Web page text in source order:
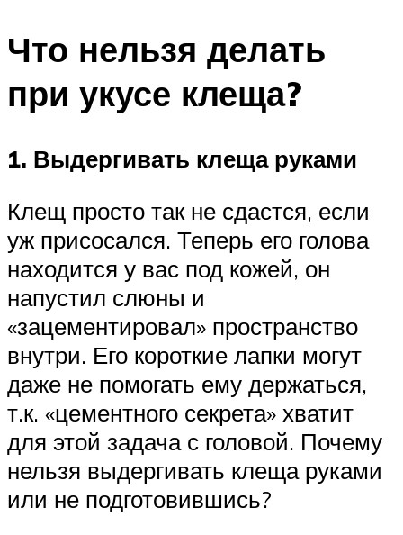
Что нельзя делать
при укусе клеща?
1. Выдергивать клеща руками
Клещ просто так не сдастся, если
уж присосался. Теперь его голова
находится у вас под кожей, он
напустил слюны и
«зацементировал» пространство
внутри. Его короткие лапки могут
даже не помогать ему держаться,
т.к. «цементного секрета» хватит
для этой задача с головой. Почему
нельзя выдергивать клеща руками
или не подготовившись?